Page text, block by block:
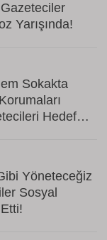
Yarışında!
Sokakta
Hedef
Yöneteceğiz
Sosyal